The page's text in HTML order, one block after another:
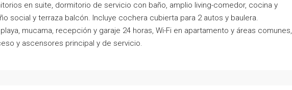
en suite, dormitorio de servicio con baño, amplio living-comedor, cocina y
social y terraza balcón. Incluye cochera cubierta para 2 autos y baulera.
mucama, recepción y garaje 24 horas, Wi-Fi en apartamento y áreas comunes,
y ascensores principal y de servicio.